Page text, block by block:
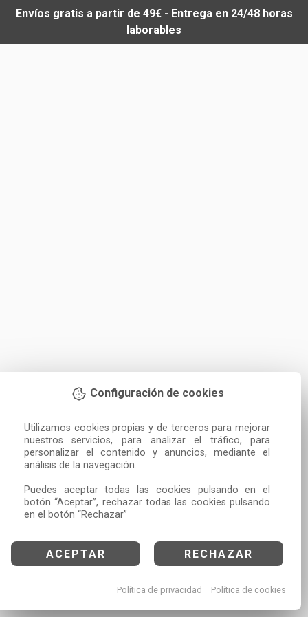
Configuración de cookies
Utilizamos cookies propias y de terceros para mejorar
nuestros servicios, para analizar el tráfico, para
personalizar el contenido y anuncios, mediante el
análisis de la navegación.
Puedes aceptar todas las cookies pulsando en el
botón “Aceptar”, rechazar todas las cookies pulsando
en el botón “Rechazar”
ACEPTAR RECHAZAR
Política de privacidad Política de cookies
Envíos gratis a partir de 49€ - Entrega en 24/48 horas
laborables